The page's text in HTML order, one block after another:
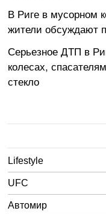
В Риге в мусорном
жители обсуждают
Серьезное ДТП в
колесах,
стекло
Lifestyle
UFC
Автомир